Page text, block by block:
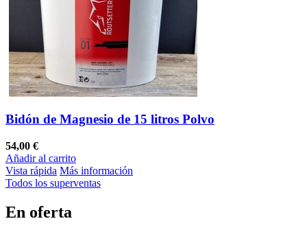
Bidón de Magnesio de 15 litros Polvo
54,00 €
Añadir al carrito
Vista rápida Más información
Todos los superventas
En oferta